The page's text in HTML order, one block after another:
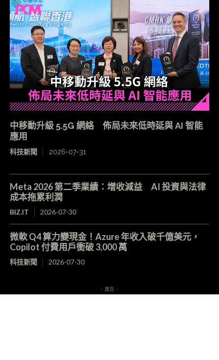
中移動升級 5.5G 網絡 佈局未來低時延與 AI 智能
應用
科技新聞 2026-07-31
Meta 2026 第二季業績：增收減益 AI 投資與法律
成本拖累利潤
BIZ.IT 2026-07-30
微軟 Q4 算力變現金！Azure 年收入破千億美元，
Copilot 付費用戶衝破 3,000 萬
科技新聞 2026-07-30
- 廣告 -